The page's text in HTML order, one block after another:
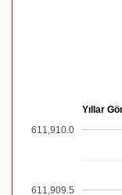
Yıllar
611,909.5
611,910.0